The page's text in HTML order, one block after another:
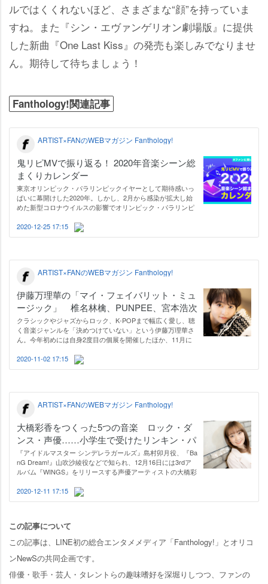
ルではくくれないほど、さまざまな“顔”を持っていま
すね。また『シン・エヴァンゲリオン劇場版』に提供
した新曲『One Last Kiss』の発売も楽しみでなりませ
ん。期待して待ちましょう！
Fanthology!関連記事
ARTIST×FANのWEBマガジン Fanthology!
鬼リピMVで振り返る！ 2020年音楽シーン総
まくりカレンダー
東京オリンピック・パラリンピックイヤーとして期待感いっ
ぱいに幕開けした2020年。しかし、2月から感染が拡大し始
めた新型コロナウイルスの影響でオリンピック・パラリンピ
止・延期が相次ぎ、深刻な打撃を受けました。 そのなかでも
アーティストたちはインターネッ…
2020-12-25 17:15
ARTIST×FANのWEBマガジン Fanthology!
伊藤万理華の「マイ・フェイバリット・ミュ
ージック」 椎名林檎、PUNPEE、宮本浩次
など心から愛する音楽たち
クラシックやジャズからロック、K-POPまで幅広く愛し、聴
く音楽ジャンルを「決めつけていない」という伊藤万理華さ
ん。今年初めには自身2度目の個展を開催したほか、11月に
ます。そんな彼女が心から愛するのが音楽。そこで伊藤さん
に「これは外せない」「ヘビロテ…
2020-11-02 17:15
ARTIST×FANのWEBマガジン Fanthology!
大橋彩香をつくった5つの音楽 ロック・ダ
ンス・声優……小学生で受けたリンキン・パ
ーク“重低音の洗礼”
『アイドルマスター シンデレラガールズ』島村卯月役、『Ba
nG Dream!』山吹沙綾役などで知られ、12月16日には3rdア
ルバム『WINGS』をリリースする声優アーティストの大橋彩
リード曲『START DASH』をはじめ、DECO*27さんによる
『HOWL』、e-ZUKAさん（GRANRODEO）が…
2020-12-11 17:15
この記事について
この記事は、LINE初の総合エンタメメディア「Fanthology!」とオリコ
ンNewSの共同企画です。
俳優・歌手・芸人・タレントらの趣味嗜好を深堀りしつつ、ファンの